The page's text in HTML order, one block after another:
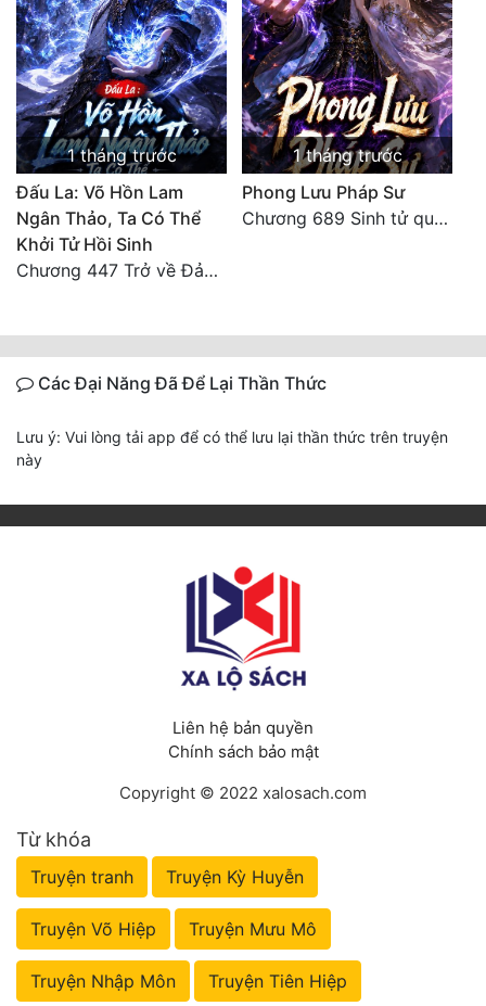
1 tháng trước
Đấu La: Võ Hồn Lam
Ngân Thảo, Ta Có Thể
Khởi Tử Hồi Sinh
Chương 447 Trở về Đảo Hải Thần
1 tháng trước
Phong Lưu Pháp Sư
Chương 689 Sinh tử quyết chiến- đại kết cục.
Các Đại Năng Đã Để Lại Thần Thức
Lưu ý: Vui lòng tải app để có thể lưu lại thần thức trên truyện
này
Liên hệ bản quyền
Chính sách bảo mật
Copyright © 2022 xalosach.com
Từ khóa
Truyện tranh Truyện Kỳ Huyễn
Truyện Võ Hiệp Truyện Mưu Mô
Truyện Nhập Môn Truyện Tiên Hiệp